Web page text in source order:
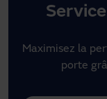
Maximisez la
porte